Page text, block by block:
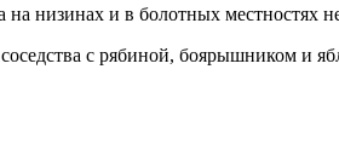
низинах и в болотных местностях
с рябиной, боярышником